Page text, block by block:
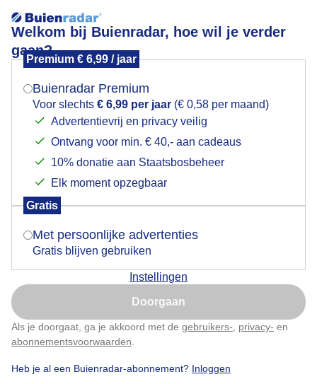
Welkom bij Buienradar, hoe wil je verder
gaan?
Premium € 6,99 / jaar
Buienradar Premium
Voor slechts € 6,99 per jaar (€ 0,58 per maand)
Advertentievrij en privacy veilig
Ontvang voor min. € 40,- aan cadeaus
10% donatie aan Staatsbosbeheer
Elk moment opzegbaar
Gratis
Met persoonlijke advertenties
Gratis blijven gebruiken
Instellingen
Doorgaan
Als je doorgaat, ga je akkoord met de gebruikers- privacy- en
abonnementsvoorwaarden
Heb je al een Buienradar-abonnement? Inloggen
Helder blauwe lucht veel wind
Door: Roelie Van der Vegt Gemaakt: 11-09-2025, 102x bekeken
Zomer Zon Wolken
Mogen we je locatie gebruiken voor het
Indien je hier nog geen akkoord op hebt gegeven,
verschijnt er zo een pop-up uit je browser waarin
Is goed, toon de popup
Nu niet, misschien later
Klik hierom dit aan te passen